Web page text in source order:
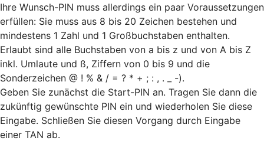
Ihre Wunsch-PIN muss allerdings ein paar Voraussetzungen
erfüllen: Sie muss aus 8 bis 20 Zeichen bestehen und
mindestens 1 Zahl und 1 Großbuchstaben enthalten.
Erlaubt sind alle Buchstaben von a bis z und von A bis Z
inkl. Umlaute und ß, Ziffern von 0 bis 9 und die
Sonderzeichen @ ! % & / = ? * + ; : , . _ -).
Geben Sie zunächst die Start-PIN an. Tragen Sie dann die
zukünftig gewünschte PIN ein und wiederholen Sie diese
Eingabe. Schließen Sie diesen Vorgang durch Eingabe
einer TAN ab.